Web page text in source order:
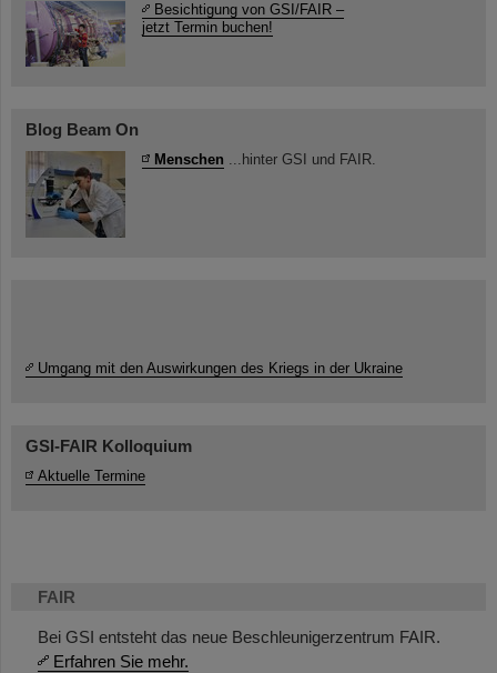
FAIR
Bei GSI entsteht das neue Beschleunigerzentrum FAIR.
Erfahren Sie mehr.
Besichtigung von GSI/FAIR –
jetzt Termin buchen!
Blog Beam On
Menschen ...hinter GSI und FAIR.
Umgang mit den Auswirkungen des Kriegs in der Ukraine
GSI-FAIR Kolloquium
Aktuelle Termine